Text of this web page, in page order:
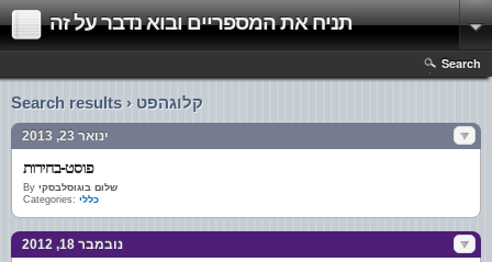
תניח את המספריים ובוא נדבר על זה
Search
Search results › קלוגהפט
ינואר 23, 2013
פוסט-בחירות
By שלום בוגוסלבסקי
Categories: כללי
נובמבר 18, 2012